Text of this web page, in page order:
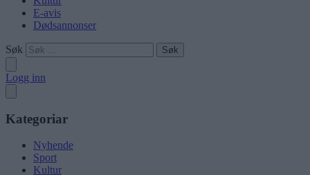
E-avis
Dødsannonser
Søk
Logg inn
Kategoriar
Nyhende
Sport
Kultur